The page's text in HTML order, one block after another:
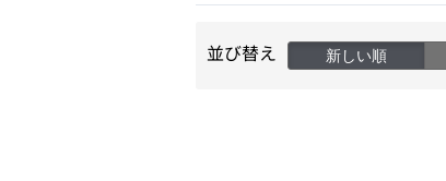
並び替え 新しい順